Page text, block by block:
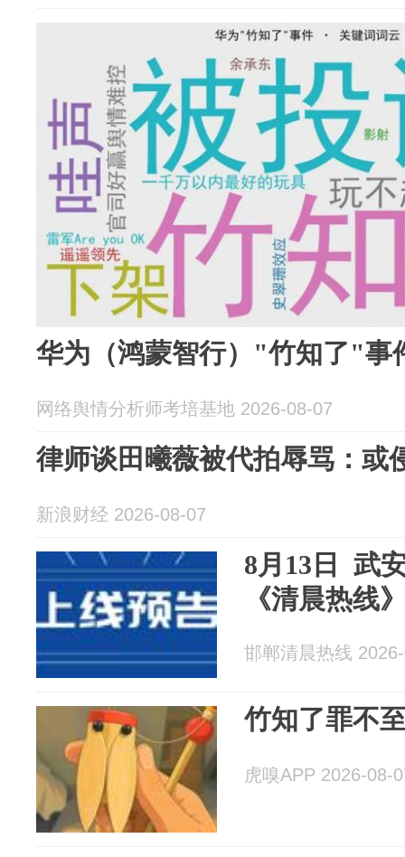
华为（鸿蒙智行）"竹知了"事
网络舆情分析师考培基地 2026-08-07
律师谈田曦薇被代拍辱骂：或
新浪财经 2026-08-07
8月13日 武
《清晨热线
邯郸清晨热线
竹知了罪不
虎嗅APP 2026-08-